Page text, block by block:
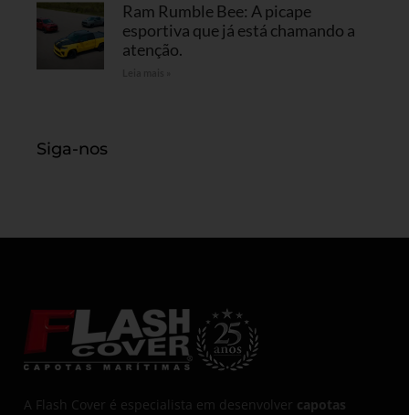
Ram Rumble Bee: A picape
esportiva que já está chamando a
atenção.
Siga-nos
A Flash Cover é especialista em desenvolver capotas